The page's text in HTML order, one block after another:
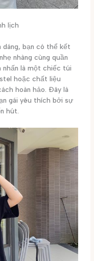
lịch
dáng, bạn có thể kết
nhàng cùng quần
nhấn là một chiếc túi
hoặc chất liệu
hoàn hảo. Đây là
gái yêu thích bởi sự
hút.